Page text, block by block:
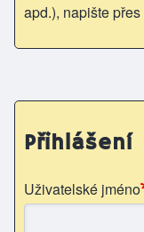
apd.), napište
Přihlášení
Uživatelské jméno